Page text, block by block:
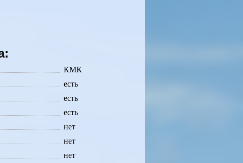
КМК
есть
есть
есть
нет
нет
нет